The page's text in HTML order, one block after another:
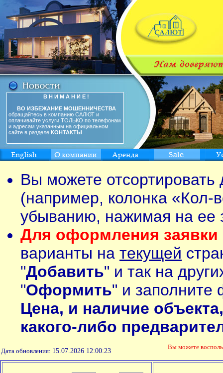
В Н И М А Н И Е !
ВО ИЗБЕЖАНИЕ МОШЕННИЧЕСТВА
обращайтесь в компанию САЛЮТ и
оплачивайте услуги ТОЛЬКО по телефонам
и адресам указанным на официальном
сайте в разделе КОНТАКТЫ
Вы можете
(например, колонка «Кол-
убыванию, нажимая на ее
Для оформления заявки
варианты на текущей
"Добавить" и так на
"Оформить" и заполните
Цена, и наличие
какого-либо
Дата обновления: 15.07.2026 12:00:23
Вы можете